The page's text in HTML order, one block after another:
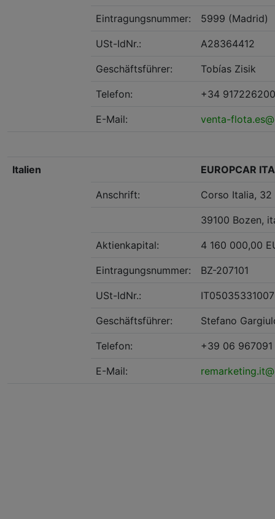
Eintragungsnummer: 5999 (Madrid)
USt-IdNr.: A28364412
Geschäftsführer: Tobías Zisik
Telefon: +34 917226200
E-Mail: venta-
Italien EUROPCAR
Anschrift: Corso Italia, 32
39100 Bozen,
Aktienkapital: 4 160 000,00
Eintragungsnummer: BZ-207101
USt-IdNr.: IT05035331007
Geschäftsführer: Stefano
Telefon: +39 06 967091
E-Mail: